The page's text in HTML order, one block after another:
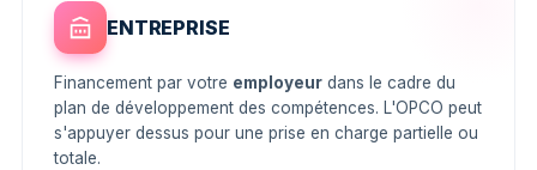
ENTREPRISE
Financement par votre employeur dans le cadre du
plan de développement des compétences. L'OPCO peut
s'appuyer dessus pour une prise en charge partielle ou
totale.